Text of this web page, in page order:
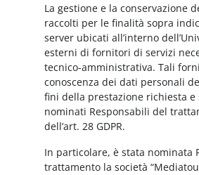
La gestione e la conservazione
raccolti per le finalità sopra
server ubicati all’interno
esterni di fornitori di servizi
tecnico-amministrativa. Tali
conoscenza dei dati personali
fini della prestazione richiesta
nominati Responsabili del
dell’art. 28 GDPR.
In particolare, è stata nominata
trattamento la società